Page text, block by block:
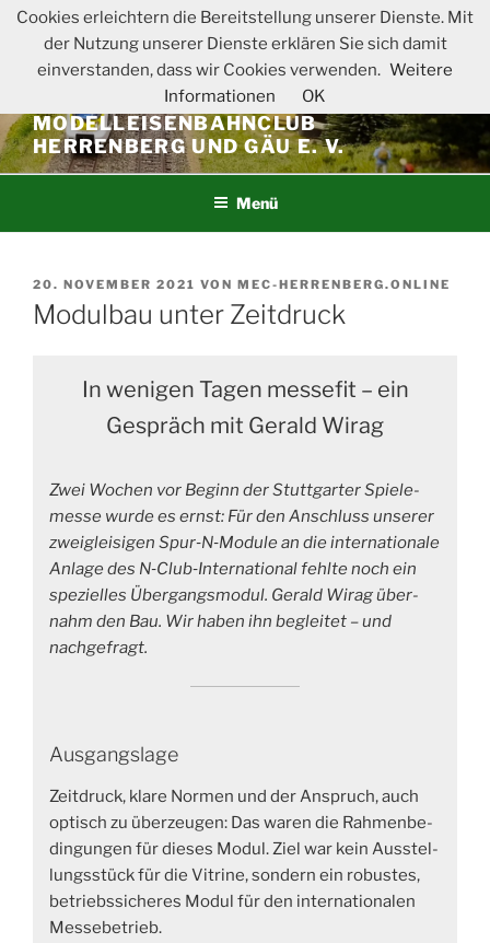
Zum
springen
MODELLEISENBAHNCLUB
HERRENBERG UND GÄU E. V.
Menü
VERÖFFENTLICHT
AM
20. NOVEMBER 2021 VON MEC-HERRENBERG.ONLINE
Modulbau unter Zeitdruck
In weni­gen Tagen mes­se­fit – ein
Gespräch mit Gerald Wirag
Zwei Wochen vor Beginn der Stutt­gar­ter Spie­le­
mes­se wur­de es ernst: Für den Anschluss unse­rer
zwei­glei­si­gen Spur‑N‑Module an die inter­na­tio­na­le
Anla­ge des N‑Club‑International fehl­te noch ein
spe­zi­el­les Über­gangs­mo­dul. Gerald Wirag über­
nahm den Bau. Wir haben ihn beglei­tet – und
nachgefragt.
Ausgangslage
Zeit­druck, kla­re Nor­men und der Anspruch, auch
optisch zu über­zeu­gen: Das waren die Rah­men­be­
din­gun­gen für die­ses Modul. Ziel war kein Aus­stel­
lungs­stück für die Vitri­ne, son­dern ein robus­tes,
betriebs­si­che­res Modul für den inter­na­tio­na­len
Messebetrieb.
Cookies erleichtern die Bereitstellung unserer Dienste. Mit
der Nutzung unserer Dienste erklären Sie sich damit
einverstanden, dass wir Cookies verwenden. Weitere
Informationen
OK